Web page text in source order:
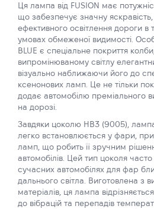
Ця лампа від FUSION має
що забезпечує значну
ефективного освітлення дороги
умовах обмеженої видимості.
BLUE є спеціальне покриття
випромінюваному світлу
візуально наближаючи його до
ксенонових ламп. Це не тільки
додає автомобілю преміального
на дорозі.
Завдяки цоколю HB3 (9005),
легко встановлюється у фари,
ламп, що робить її зручним
автомобілів. Цей тип цоколя
сучасних автомобілях для фар
дальнього світла. Виготовлена з
матеріалів, ця лампа
до вібрацій та перепадів